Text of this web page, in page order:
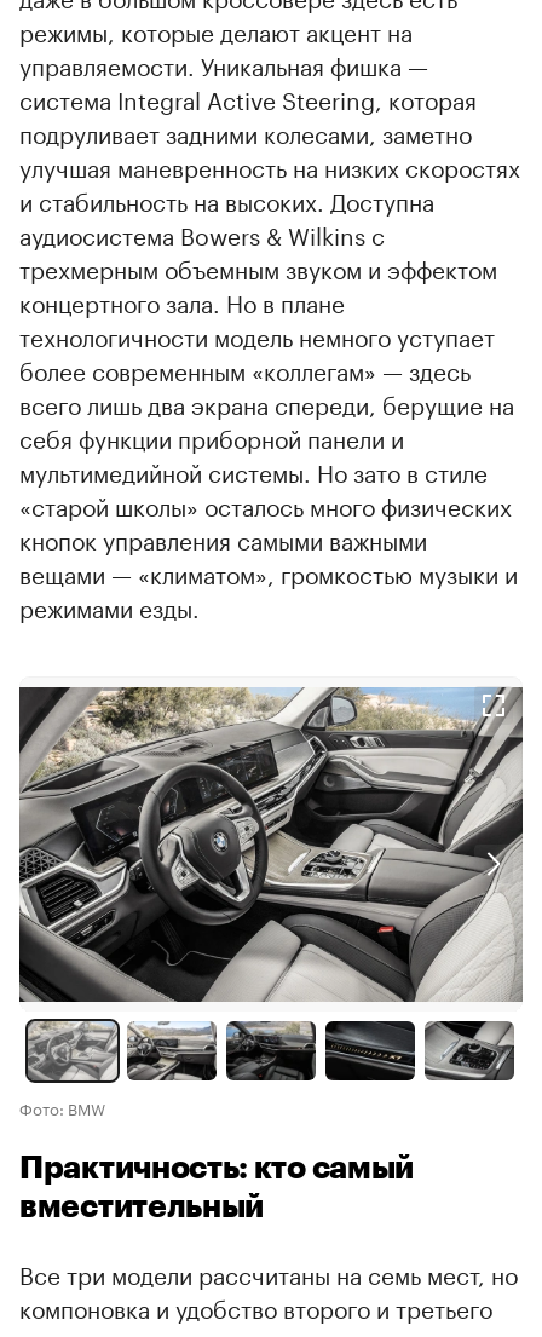
режимы, которые делают акцент на
управляемости. Уникальная фишка —
система Integral Active Steering, которая
подруливает задними колесами, заметно
улучшая маневренность на низких скоростях
и стабильность на высоких. Доступна
аудиосистема Bowers & Wilkins с
трехмерным объемным звуком и эффектом
концертного зала. Но в плане
технологичности модель немного уступает
более современным «коллегам» — здесь
всего лишь два экрана спереди, берущие на
себя функции приборной панели и
мультимедийной системы. Но зато в стиле
«старой школы» осталось много физических
кнопок управления самыми важными
вещами — «климатом», громкостью музыки и
режимами езды.
Фото: BMW
Практичность: кто самый
вместительный
Все три модели рассчитаны на семь мест, но
компоновка и удобство второго и третьего